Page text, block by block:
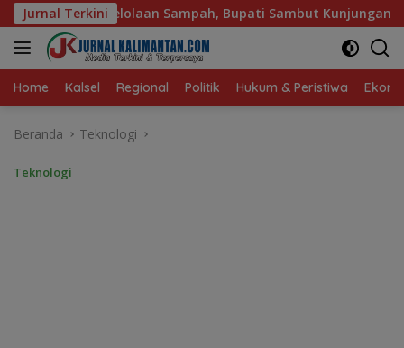
Langsung
ke
konten
Jurnal Terkini
Bupati Sambut Kunjungan Istri Menteri LH
Home Kalsel Regional Politik Hukum & Peristiwa
Beranda Teknologi
Teknologi